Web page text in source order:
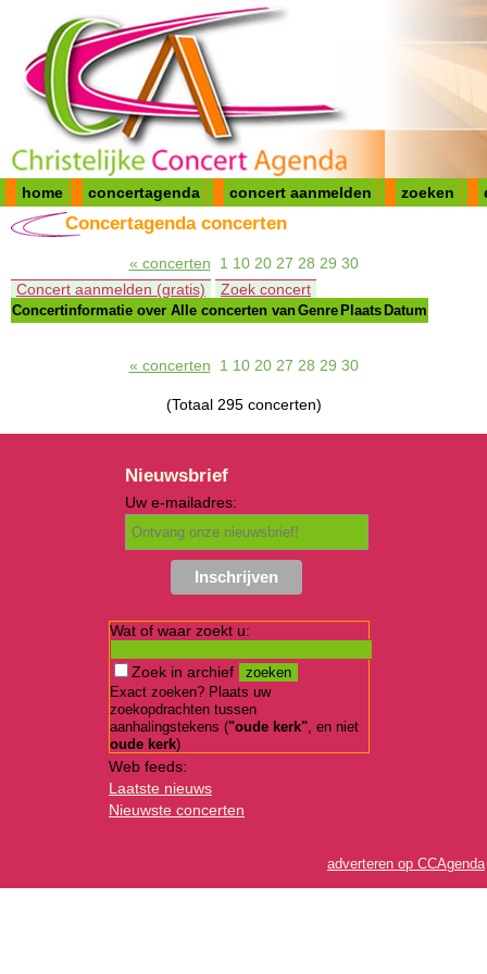
home concertagenda concert aanmelden zoeken
Concertagenda concerten
« concerten 1 10 20 27 28 29 30
Concert aanmelden (gratis)
Zoek concert
Concertinformatie over Alle concerten vanGenrePlaatsDatum
« concerten 1 10 20 27 28 29 30
(Totaal 295 concerten)
Nieuwsbrief
Uw e-mailadres:
Wat of waar zoekt u:
Zoek in archief
Exact zoeken? Plaats uw
zoekopdrachten tussen
aanhalingstekens ("oude kerk", en niet
oude kerk)
Web feeds:
Laatste nieuws
Nieuwste concerten
adverteren op CCAgenda